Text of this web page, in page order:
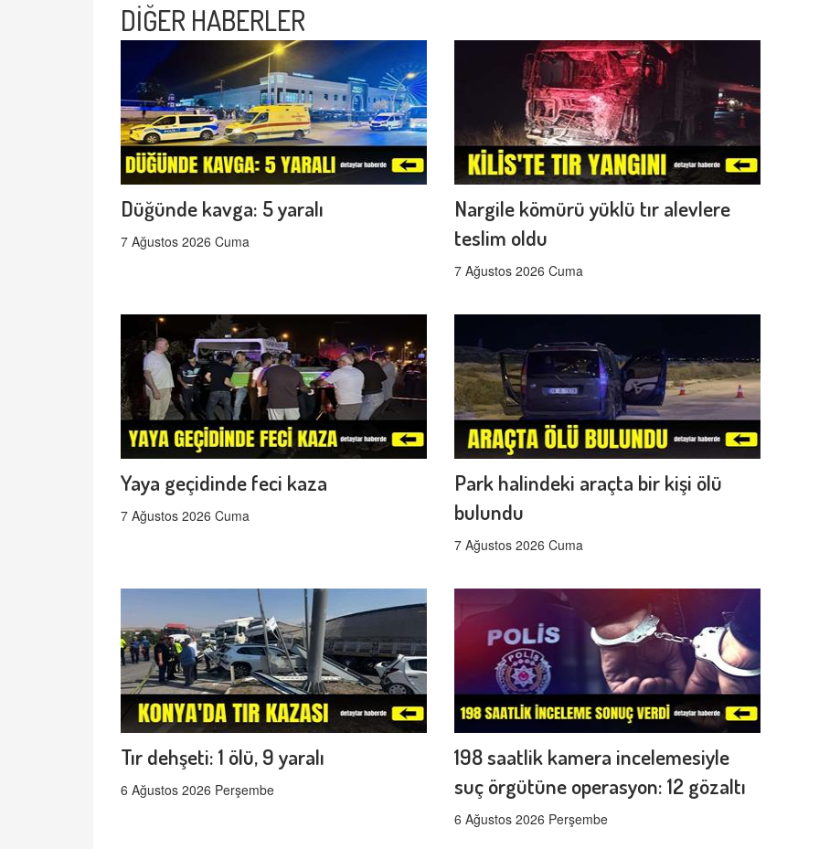
DİĞER HABERLER
Düğünde kavga: 5 yaralı
7 Ağustos 2026 Cuma
Nargile kömürü yüklü tır alevlere
teslim oldu
7 Ağustos 2026 Cuma
Yaya geçidinde feci kaza
7 Ağustos 2026 Cuma
Park halindeki araçta bir kişi ölü
bulundu
7 Ağustos 2026 Cuma
Tır dehşeti: 1 ölü, 9 yaralı
6 Ağustos 2026 Perşembe
198 saatlik kamera incelemesiyle
suç örgütüne operasyon: 12 gözaltı
6 Ağustos 2026 Perşembe